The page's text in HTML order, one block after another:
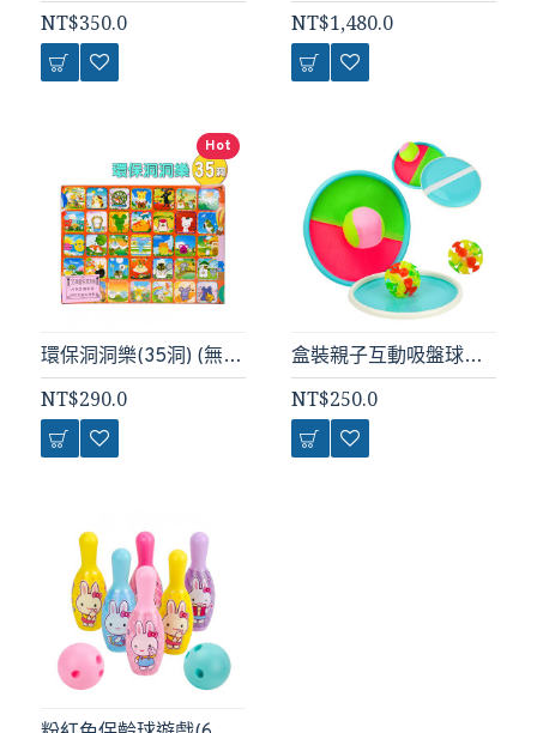
NT$350.0 NT$1,480.0
Hot
環保洞洞樂(35洞) (無法超商取貨)
NT$290.0
盒裝親子互動吸盤球組+黏巴球組(魔鬼氈)
NT$250.0